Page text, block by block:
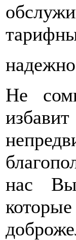
Не
нас Вы